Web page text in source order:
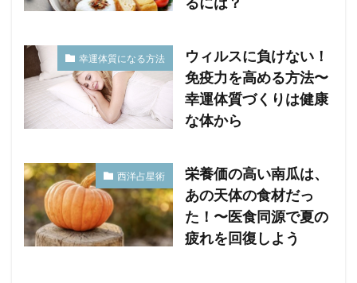
幸運体質になる方法
ウィルスに負けない！
免疫力を高める方法〜
幸運体質づくりは健康
な体から
西洋占星術
栄養価の高い南瓜は、
あの天体の食材だっ
た！〜医食同源で夏の
疲れを回復しよう